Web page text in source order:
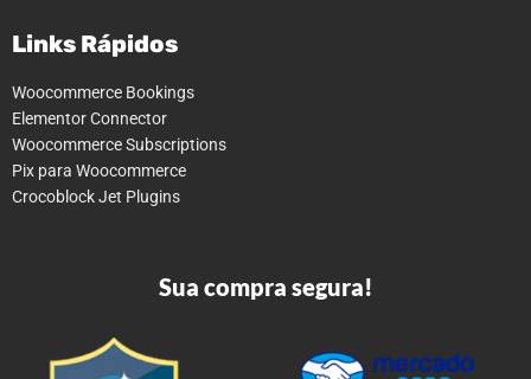
Links Rápidos
Woocommerce Bookings
Elementor Connector
Woocommerce Subscriptions
Pix para Woocommerce
Crocoblock Jet Plugins
Sua compra segura!